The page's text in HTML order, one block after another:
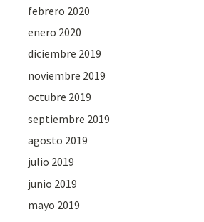
febrero 2020
enero 2020
diciembre 2019
noviembre 2019
octubre 2019
septiembre 2019
agosto 2019
julio 2019
junio 2019
mayo 2019